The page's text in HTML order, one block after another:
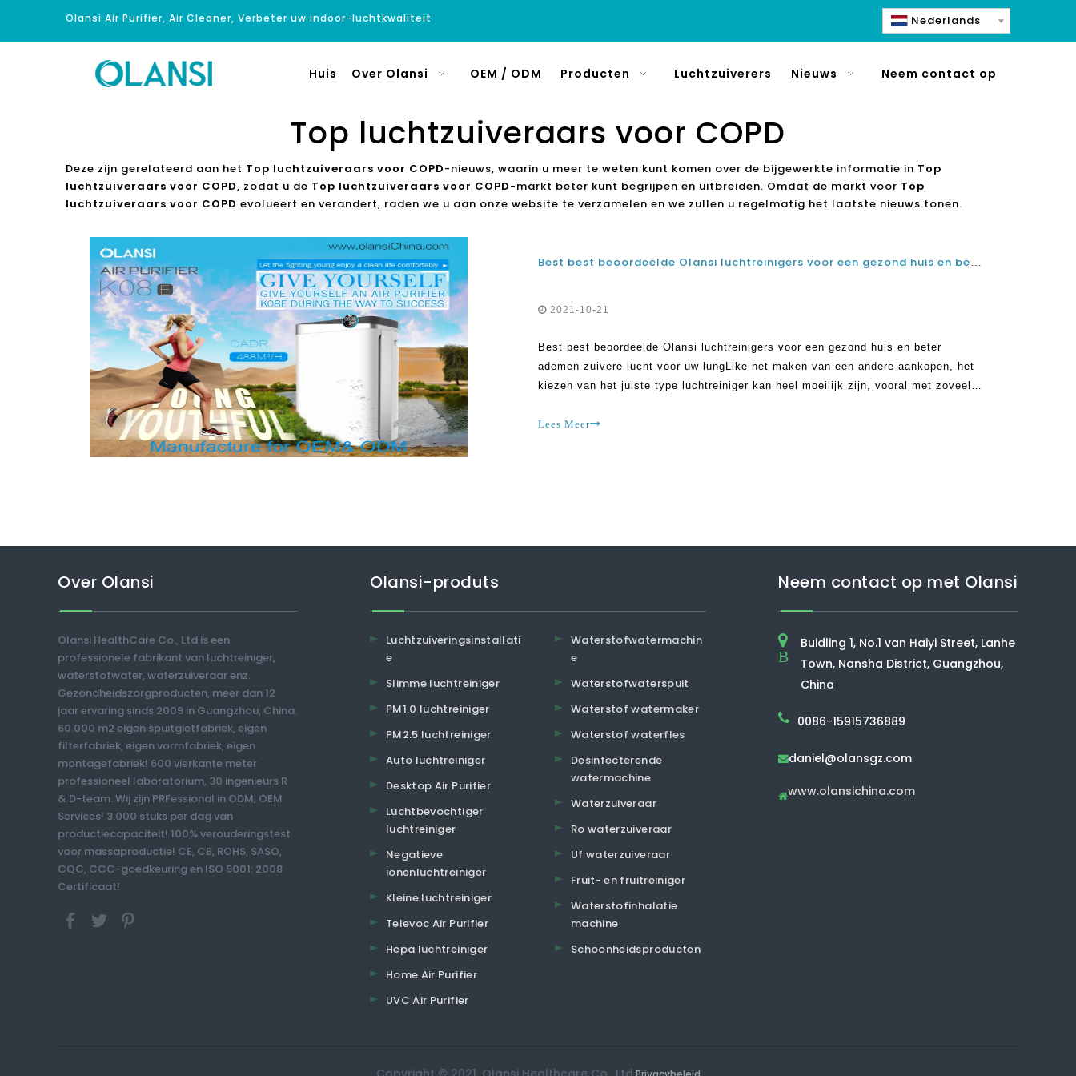
Olansi Air Purifier, Air Cleaner, Verbeter uw indoor-luchtkwaliteit Nederlands
Huis Over Olansi OEM / ODM Producten Luchtzuiverers Nieuws Neem contact op
Top luchtzuiveraars voor COPD
Deze zijn gerelateerd aan het Top luchtzuiveraars voor COPD-nieuws, waarin u meer te weten kunt komen over de bijgewerkte informatie in Top
luchtzuiveraars voor COPD, zodat u de Top luchtzuiveraars voor COPD-markt beter kunt begrijpen en uitbreiden. Omdat de markt voor Top
luchtzuiveraars voor COPD evolueert en verandert, raden we u aan onze website te verzamelen en we zullen u regelmatig het laatste nieuws tonen.
Best best beoordeelde Olansi luchtreinigers voor een gezond huis en beter ademen zuivere lucht voor uw longen
2021-10-21
Best best beoordeelde Olansi luchtreinigers voor een gezond huis en beter
ademen zuivere lucht voor uw lungLike het maken van een andere aankopen, het
kiezen van het juiste type luchtreiniger kan heel moeilijk zijn, vooral met zoveel
een van de wa
Lees Meer
Over Olansi
Olansi HealthCare Co., Ltd is een
professionele fabrikant van luchtreiniger,
waterstofwater, waterzuiveraar enz.
Gezondheidszorgproducten, meer dan 12
jaar ervaring sinds 2009 in Guangzhou, China.
60.000 m2 eigen spuitgietfabriek, eigen
filterfabriek, eigen vormfabriek, eigen
montagefabriek! 600 vierkante meter
professioneel laboratorium, 30 ingenieurs R
& D-team. Wij zijn PRFessional in ODM, OEM
Services! 3.000 stuks per dag van
productiecapaciteit! 100% verouderingstest
voor massaproductie! CE, CB, ROHS, SASO,
CQC, CCC-goedkeuring en ISO 9001: 2008
Certificaat!
Olansi-produts
Luchtzuiveringsinstallati
e
Slimme luchtreiniger
PM1.0 luchtreiniger
PM2.5 luchtreiniger
Auto luchtreiniger
Desktop Air Purifier
Luchtbevochtiger
luchtreiniger
Negatieve
ionenluchtreiniger
Kleine luchtreiniger
Televoc Air Purifier
Hepa luchtreiniger
Home Air Purifier
UVC Air Purifier
Waterstofwatermachin
e
Waterstofwaterspuit
Waterstof watermaker
Waterstof waterfles
Desinfecterende
watermachine
Waterzuiveraar
Ro waterzuiveraar
Uf waterzuiveraar
Fruit- en fruitreiniger
Waterstofinhalatie
machine
Schoonheidsproducten
Neem contact op met Olansi
B
Buidling 1, No.1 van Haiyi Street, Lanhe
Town, Nansha District, Guangzhou,
China
0086-15915736889
daniel@olansgz.com
www.olansichina.com